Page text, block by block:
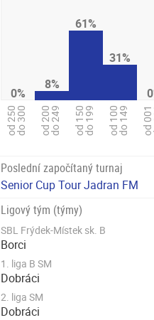
0%
od 250do 300
8%
od 200do 249
61%
od 150do 199
31%
od 100do 149 od 001
Poslední započítaný turnaj
Senior Cup Tour Jadran FM
Ligový tým (týmy)
SBL Frýdek-Místek sk. B
Borci
1. liga B SM
Dobráci
2. liga SM
Dobráci